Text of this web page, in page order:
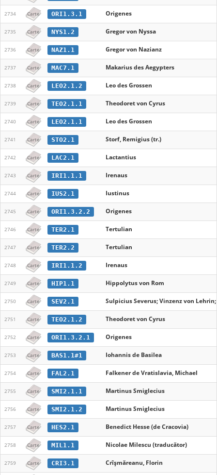
2734 Carte ORI1.3.1 Origenes
2735 Carte NYS1.2 Gregor von Nyssa
2736 Carte NAZ1.1 Gregor von Nazianz
2737 Carte MAC7.1 Makarius des Aegypters
2738 Carte LEO2.1.2 Leo des Grossen
2739 Carte TEO2.1.1 Theodoret von Cyrus
2740 Carte LEO2.1.1 Leo des Grossen
2741 Carte STO2.1 Storf, Remigius (tr.)
2742 Carte LAC2.1 Lactantius
2743 Carte IRI1.1.1 Irenaus
2744 Carte IUS2.1 Iustinus
2745 Carte ORI1.3.2.2 Origenes
2746 Carte TER2.1 Tertulian
2747 Carte TER2.2 Tertulian
2748 Carte IRI1.1.2 Irenaus
2749 Carte HIP1.1 Hippolytus von Rom
2750 Carte SEV2.1 Sulpicius Severus; Vinzenz von
2751 Carte TEO2.1.2 Theodoret von Cyrus
2752 Carte ORI1.3.2.1 Origenes
2753 Carte BAS1.1#1 Iohannis de Basilea
2754 Carte FAL2.1 Falkener de Vratislavia, Michael
2755 Carte SMI2.1.1 Martinus Smiglecius
2756 Carte SMI2.1.2 Martinus Smiglecius
2757 Carte HES2.1 Benedict Hesse (de Cracovia)
2758 Carte MIL1.1 Nicolae Milescu (traducător)
2759 Carte CRI3.1 Crîşmăreanu, Florin